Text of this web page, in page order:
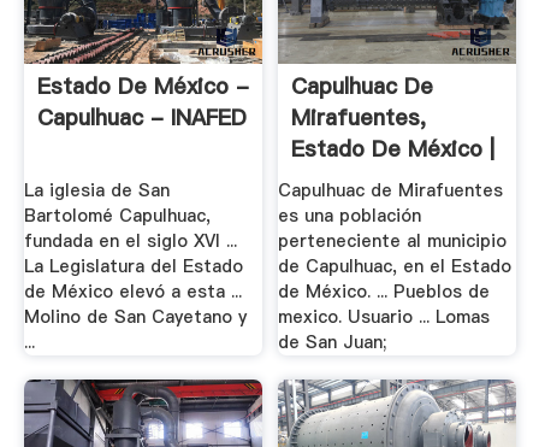
Estado De México -
Capulhuac - INAFED
La iglesia de San
Bartolomé Capulhuac,
fundada en el siglo XVI ...
La Legislatura del Estado
de México elevó a esta ...
Molino de San Cayetano y
...
Capulhuac De
Mirafuentes,
Estado De México |
.
Capulhuac de Mirafuentes
es una población
perteneciente al municipio
de Capulhuac, en el Estado
de México. ... Pueblos de
mexico. Usuario ... Lomas
de San Juan;